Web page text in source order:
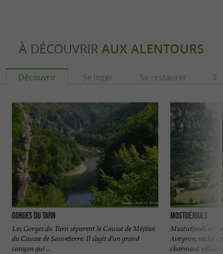
À DÉCOUVRIR AUX ALENTOURS
Découvrir Se loger Se restaurer
Gorges du Tarn
Les Gorges du Tarn séparent le Causse de Méjéan
du Causse de Sauveterre. Il s’agit d’un grand
canyon qui ...
Mostuéjouls
Mostuéjouls est
Aveyron, niché
charmant village